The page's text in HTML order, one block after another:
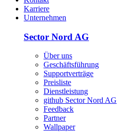
Karriere
Unternehmen
Sector Nord AG
Über uns
Geschäftsführung
Supportverträge
Preisliste
Dienstleistung
github Sector Nord AG
Feedback
Partner
Wallpaper